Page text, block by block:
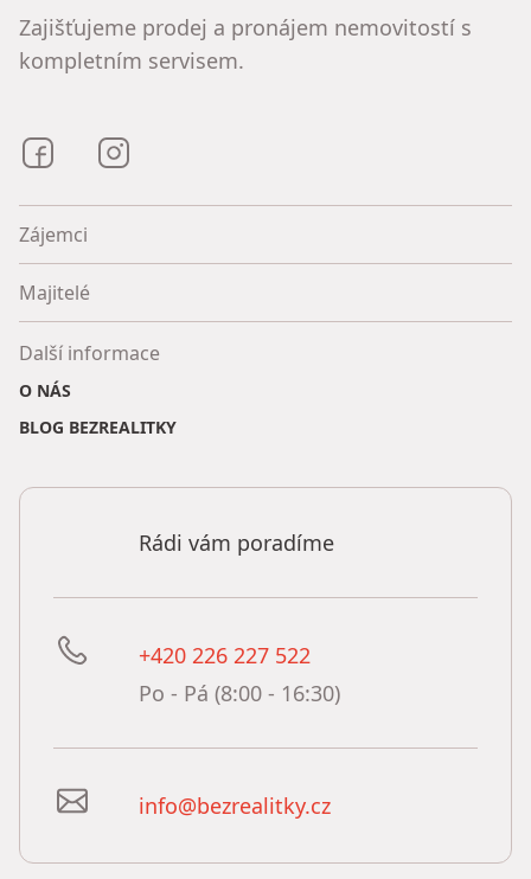
Zajišťujeme prodej a pronájem nemovitostí s
kompletním servisem.
Bezrealitky na Facebooku
Zájemci
Majitelé
Další informace
O NÁS
BLOG BEZREALITKY
Rádi vám poradíme
+420 226 227 522
Po - Pá (8:00 - 16:30)
info@bezrealitky.cz